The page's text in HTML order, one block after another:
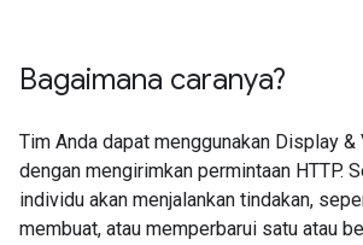
Bagaimana caranya?
Tim Anda dapat menggunakan Display
dengan mengirimkan permintaan HTTP.
individu akan menjalankan tindakan,
membuat, atau memperbarui satu atau